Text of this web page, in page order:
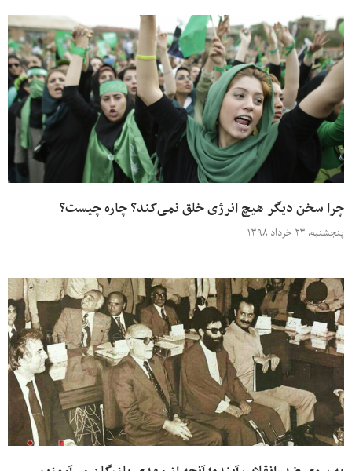
چرا سخن دیگر هیچ انرژی خلق نمی‌کند؟ چاره چیست؟
پنجشنبه، ۲۳ خرداد ۱۳۹۸